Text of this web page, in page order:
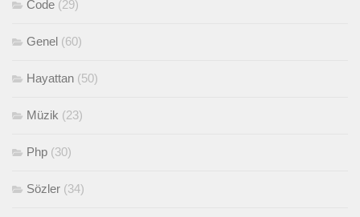
Code (29)
Genel (60)
Hayattan (50)
Müzik (23)
Php (30)
Sözler (34)